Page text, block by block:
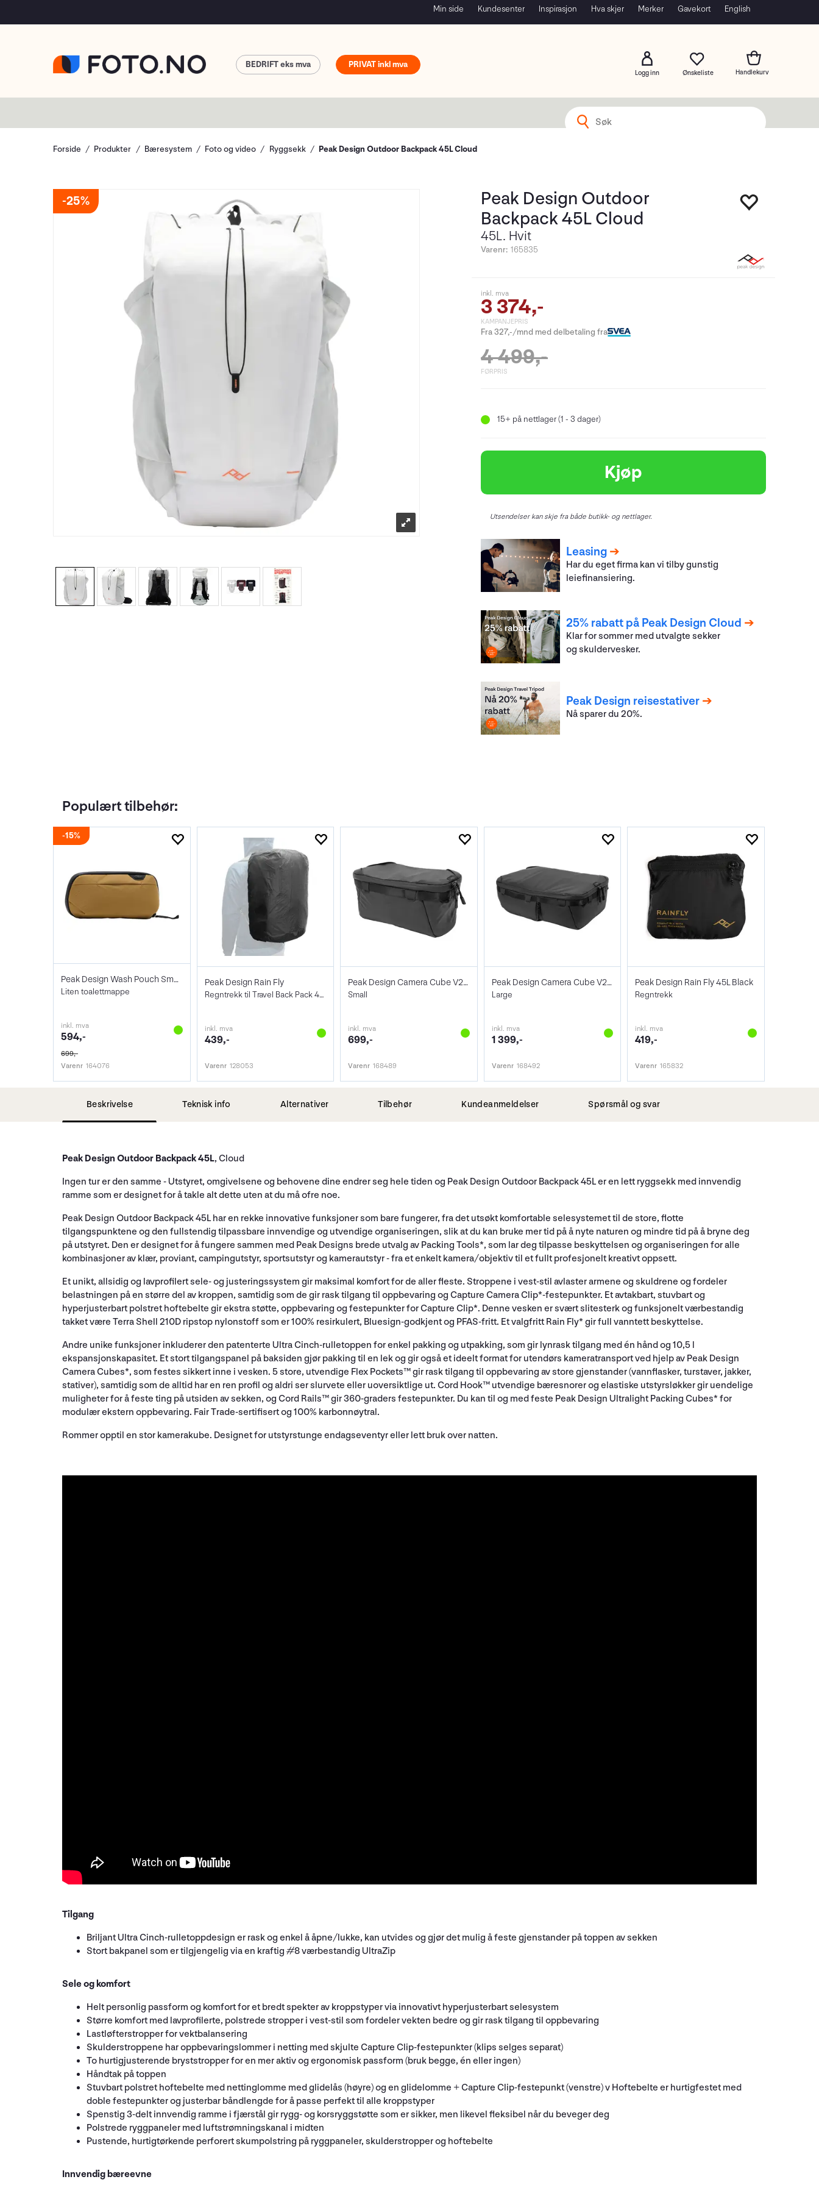
Min side Kundesenter Inspirasjon Hva skjer Merker Gavekort English
Logg inn
PRIVAT
BEDRIFT
Forside Produkter Bæresystem Foto og video Ryggsekk Peak Design Outdoor Backpack 45L Cloud
25%
Peak Design Outdoor
Backpack 45L Cloud
45L. Hvit
Varenr: 165835
inkl. mva
3 374,-
KAMPANJEPRIS
Fra 327,-/mnd med delbetaling fra
4 499,-
FØRPRIS
15+ på nettlager (1 - 3 dager)
Kjøp
Utsendelser kan skje fra både butikk- og nettlager.
Leasing
Har du eget firma kan vi tilby gunstig
leiefinansiering.
25% rabatt på Peak Design Cloud
Klar for sommer med utvalgte sekker
og skuldervesker.
Peak Design reisestativer
Nå sparer du 20%.
Populært tilbehør:
15%
Peak Design Wash Pouch Small Coyote
Liten toalettmappe
inkl. mva
594,-
699,-
Varenr 164076
Peak Design Rain Fly
Regntrekk til Travel Back Pack 45L
inkl. mva
439,-
Varenr 128053
Peak Design Camera Cube V2 Small
Small
inkl. mva
699,-
Varenr 168489
Peak Design Camera Cube V2 Large
Large
inkl. mva
1 399,-
Varenr 168492
Peak Design Rain Fly 45L Black
Regntrekk
inkl. mva
419,-
Varenr 165832
Beskrivelse Teknisk info Alternativer Tilbehør Kundeanmeldelser Spørsmål og svar
Peak Design Outdoor Backpack 45L, Cloud
Ingen tur er den samme - Utstyret, omgivelsene og behovene dine endrer seg hele tiden og Peak Design Outdoor Backpack 45L er en lett ryggsekk med innvendig
ramme som er designet for å takle alt dette uten at du må ofre noe.
Peak Design Outdoor Backpack 45L har en rekke innovative funksjoner som bare fungerer, fra det utsøkt komfortable selesystemet til de store, flotte
tilgangspunktene og den fullstendig tilpassbare innvendige og utvendige organiseringen, slik at du kan bruke mer tid på å nyte naturen og mindre tid på å bryne deg
på utstyret. Den er designet for å fungere sammen med Peak Designs brede utvalg av Packing Tools*, som lar deg tilpasse beskyttelsen og organiseringen for alle
kombinasjoner av klær, proviant, campingutstyr, sportsutstyr og kamerautstyr - fra et enkelt kamera/objektiv til et fullt profesjonelt kreativt oppsett.
Et unikt, allsidig og lavprofilert sele- og justeringssystem gir maksimal komfort for de aller fleste. Stroppene i vest-stil avlaster armene og skuldrene og fordeler
belastningen på en større del av kroppen, samtidig som de gir rask tilgang til oppbevaring og Capture Camera Clip*-festepunkter. Et avtakbart, stuvbart og
hyperjusterbart polstret hoftebelte gir ekstra støtte, oppbevaring og festepunkter for Capture Clip*. Denne vesken er svært slitesterk og funksjonelt værbestandig
takket være Terra Shell 210D ripstop nylonstoff som er 100% resirkulert, Bluesign-godkjent og PFAS-fritt. Et valgfritt Rain Fly* gir full vanntett beskyttelse.
Andre unike funksjoner inkluderer den patenterte Ultra Cinch-rulletoppen for enkel pakking og utpakking, som gir lynrask tilgang med én hånd og 10,5 l
ekspansjonskapasitet. Et stort tilgangspanel på baksiden gjør pakking til en lek og gir også et ideelt format for utendørs kameratransport ved hjelp av Peak Design
Camera Cubes*, som festes sikkert inne i vesken. 5 store, utvendige Flex Pockets™ gir rask tilgang til oppbevaring av store gjenstander (vannflasker, turstaver, jakker,
stativer), samtidig som de alltid har en ren profil og aldri ser slurvete eller uoversiktlige ut. Cord Hook™ utvendige bæresnorer og elastiske utstyrsløkker gir uendelige
muligheter for å feste ting på utsiden av sekken, og Cord Rails™ gir 360-graders festepunkter. Du kan til og med feste Peak Design Ultralight Packing Cubes* for
modulær ekstern oppbevaring. Fair Trade-sertifisert og 100% karbonnøytral.
Rommer opptil en stor kamerakube. Designet for utstyrstunge endagseventyr eller lett bruk over natten.
Tilgang
Briljant Ultra Cinch-rulletoppdesign er rask og enkel å åpne/lukke, kan utvides og gjør det mulig å feste gjenstander på toppen av sekken
Stort bakpanel som er tilgjengelig via en kraftig #8 værbestandig UltraZip
Sele og komfort
Helt personlig passform og komfort for et bredt spekter av kroppstyper via innovativt hyperjusterbart selesystem
Større komfort med lavprofilerte, polstrede stropper i vest-stil som fordeler vekten bedre og gir rask tilgang til oppbevaring
Lastløfterstropper for vektbalansering
Skulderstroppene har oppbevaringslommer i netting med skjulte Capture Clip-festepunkter (klips selges separat)
To hurtigjusterende bryststropper for en mer aktiv og ergonomisk passform (bruk begge, én eller ingen)
Håndtak på toppen
Stuvbart polstret hoftebelte med nettinglomme med glidelås (høyre) og en glidelomme + Capture Clip-festepunkt (venstre) v Hoftebelte er hurtigfestet med
doble festepunkter og justerbar båndlengde for å passe perfekt til alle kroppstyper
Spenstig 3-delt innvendig ramme i fjærstål gir rygg- og korsryggstøtte som er sikker, men likevel fleksibel når du beveger deg
Polstrede ryggpaneler med luftstrømningskanal i midten
Pustende, hurtigtørkende perforert skumpolstring på ryggpaneler, skulderstropper og hoftebelte
Innvendig bæreevne